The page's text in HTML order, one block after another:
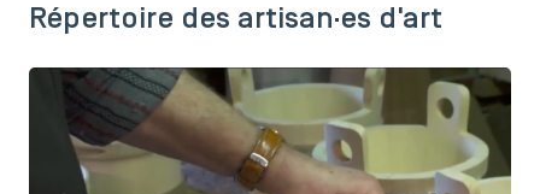
Répertoire des artisan·es d'art